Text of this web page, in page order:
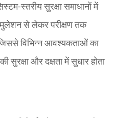
स्तरीय सुरक्षा समाधानों में
से लेकर परीक्षण तक
विभिन्न आवश्यकताओं का
सुरक्षा और दक्षता में सुधार होता